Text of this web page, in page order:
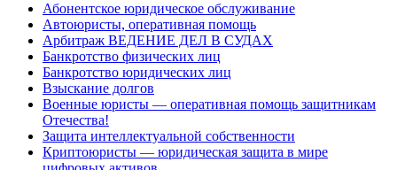
Абонентское юридическое обслуживание
Автоюристы, оперативная помощь
Арбитраж ВЕДЕНИЕ ДЕЛ В СУДАХ
Банкротство физических лиц
Банкротство юридических лиц
Взыскание долгов
Военные юристы — оперативная помощь защитникам
Отечества!
Защита интеллектуальной собственности
Криптоюристы — юридическая защита в мире